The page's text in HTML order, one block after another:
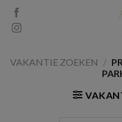
Skip
content
VAKANTIE ZOEKEN /